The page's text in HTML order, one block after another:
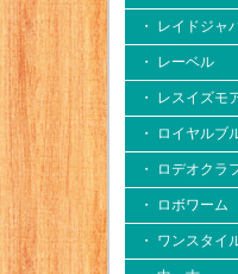
・ レイドジャ
・ レーベル
・ レスイズモ
・ ロイヤルブ
・ ロデオクラ
・ ロボワーム
・ ワンスタイ